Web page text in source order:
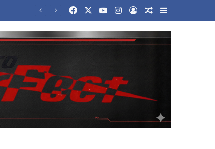
FacebookYouTubeInstagram
Log InRandom Article
Sidebar